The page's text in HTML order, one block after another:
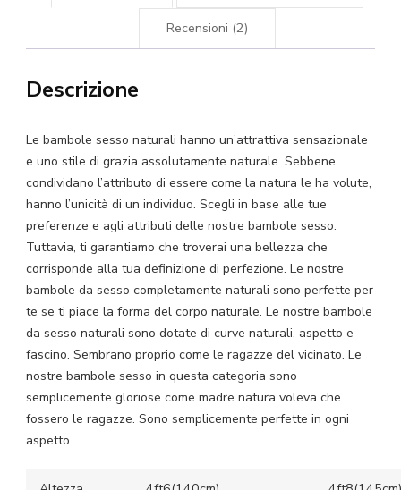
Sesso
Recensioni (2)
Descrizione
Le bambole sesso naturali hanno un’attrattiva sensazionale
e uno stile di grazia assolutamente naturale. Sebbene
condividano l’attributo di essere come la natura le ha volute,
hanno l’unicità di un individuo. Scegli in base alle tue
preferenze e agli attributi delle nostre bambole sesso.
Tuttavia, ti garantiamo che troverai una bellezza che
corrisponde alla tua definizione di perfezione. Le nostre
bambole da sesso completamente naturali sono perfette per
te se ti piace la forma del corpo naturale. Le nostre bambole
da sesso naturali sono dotate di curve naturali, aspetto e
fascino. Sembrano proprio come le ragazze del vicinato. Le
nostre bambole sesso in questa categoria sono
semplicemente gloriose come madre natura voleva che
fossero le ragazze. Sono semplicemente perfette in ogni
aspetto.